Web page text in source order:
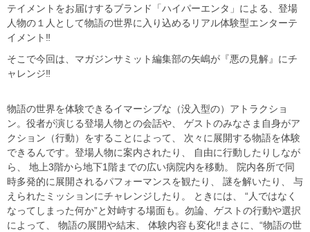
テイメントをお届けするブランド「ハイパーエンタ」による、登場
人物の１人として物語の世界に入り込めるリアル体験型エンターテ
イメント‼
そこで今回は、マガジンサミット編集部の矢嶋が『悪の見解』にチ
ャレンジ‼
物語の世界を体験できるイマーシブな（没入型の）アトラクショ
ン。役者が演じる登場人物との会話や、 ゲストのみなさま自身がア
クション（行動）をすることによって、 次々に展開する物語を体験
できるんです。登場人物に案内されたり、 自由に行動したりしなが
ら、 地上3階から地下1階までの広い病院内を移動。 院内各所で同
時多発的に展開されるパフォーマンスを観たり、 謎を解いたり、 与
えられたミッションにチャレンジしたり。 ときには、 “人ではなく
なってしまった何か”と対峙する場面も。勿論、ゲストの行動や選択
によって、 物語の展開や結末、 体験内容も変化‼まさに、“物語の世